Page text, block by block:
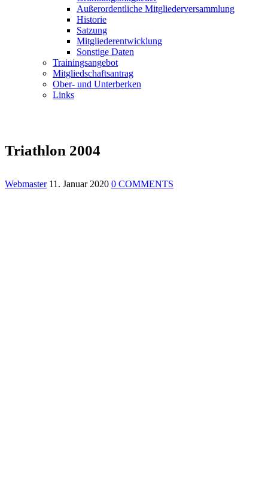
Außerordentliche Mitgliederversammlung
Historie
Satzung
Mitgliederentwicklung
Sonstige Daten
Trainingsangebot
Mitgliedschaftsantrag
Ober- und Unterberken
Links
Triathlon 2004
Webmaster 11. Januar 2020 0 COMMENTS